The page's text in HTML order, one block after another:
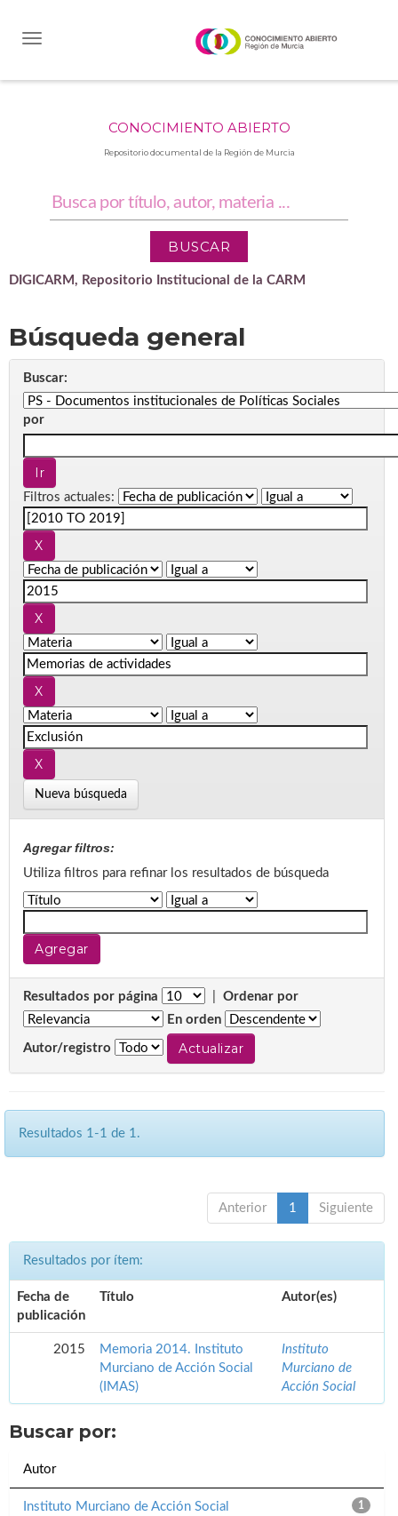
CONOCIMIENTO ABIERTO
Repositorio documental de la Región de Murcia
DIGICARM, Repositorio Institucional de la CARM
Búsqueda general
Buscar:
por
Filtros actuales:
Nueva búsqueda
Agregar filtros:
Utiliza filtros para refinar los resultados de búsqueda
Resultados por página
Ordenar por
En orden
Autor/registro
Resultados 1-1 de 1.
Anterior 1 Siguiente
Resultados por ítem:
Fecha de
publicación
Título Autor(es)
2015
Memoria 2014. Instituto
Murciano de Acción Social
(IMAS)
Instituto
Murciano de
Acción Social
Buscar por:
Autor
1
Instituto Murciano de Acción Social